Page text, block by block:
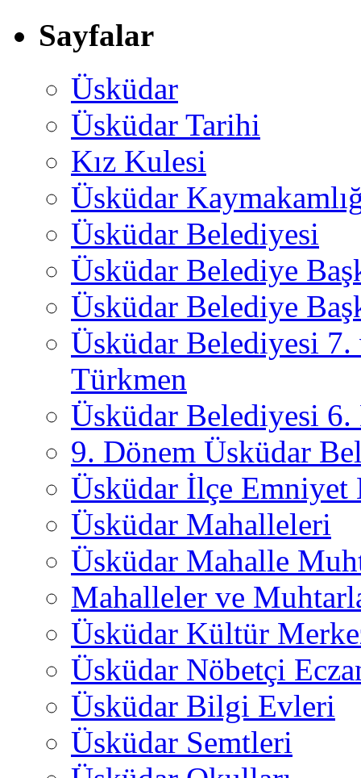
Sayfalar
Üsküdar
Üsküdar Tarihi
Kız Kulesi
Üsküdar
Üsküdar Belediyesi
Üsküdar Belediye
Üsküdar Belediye
Üsküdar Belediyesi
Türkmen
Üsküdar Belediyesi 6.
9. Dönem Üsküdar
Üsküdar İlçe
Üsküdar Mahalleleri
Üsküdar Mahalle
Mahalleler ve
Üsküdar Kültür
Üsküdar Nöbetçi
Üsküdar Bilgi Evleri
Üsküdar Semtleri